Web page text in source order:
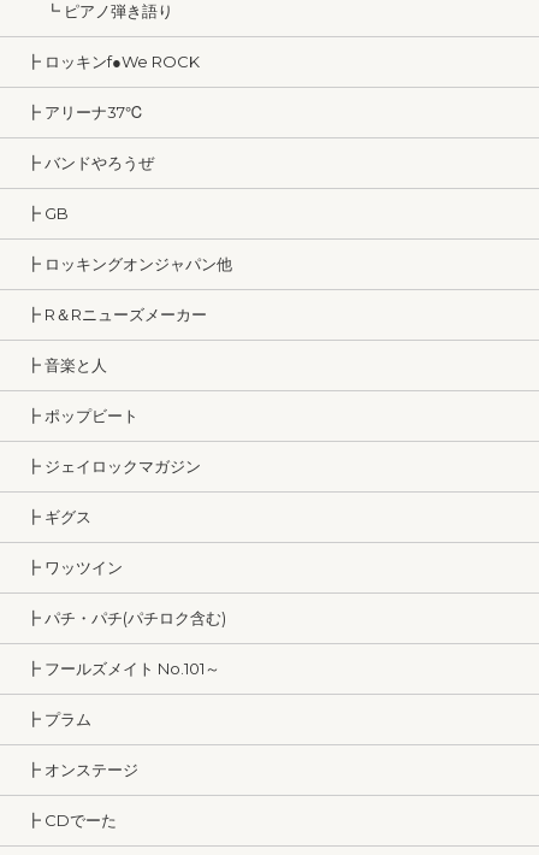
┗ ピアノ弾き語り
┣ ロッキンf●We ROCK
┣ アリーナ37℃
┣ バンドやろうぜ
┣ GB
┣ ロッキングオンジャパン他
┣ R＆Rニューズメーカー
┣ 音楽と人
┣ ポップビート
┣ ジェイロックマガジン
┣ ギグス
┣ ワッツイン
┣ パチ・パチ(パチロク含む)
┣ フールズメイト No.101～
┣ プラム
┣ オンステージ
┣ CDでーた